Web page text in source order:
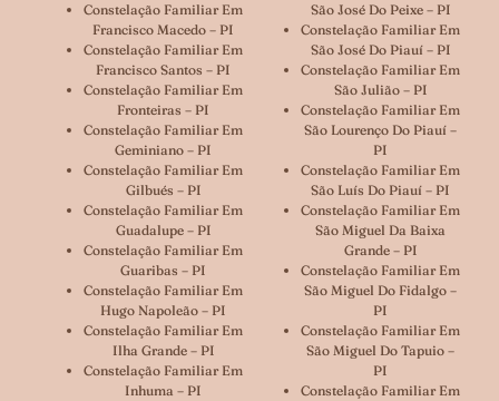
Constelação Familiar Em
Francisco Macedo – PI
Constelação Familiar Em
Francisco Santos – PI
Constelação Familiar Em
Fronteiras – PI
Constelação Familiar Em
Geminiano – PI
Constelação Familiar Em
Gilbués – PI
Constelação Familiar Em
Guadalupe – PI
Constelação Familiar Em
Guaribas – PI
Constelação Familiar Em
Hugo Napoleão – PI
Constelação Familiar Em
Ilha Grande – PI
Constelação Familiar Em
Inhuma – PI
São José Do Peixe – PI
Constelação Familiar Em
São José Do Piauí – PI
Constelação Familiar Em
São Julião – PI
Constelação Familiar Em
São Lourenço Do Piauí –
PI
Constelação Familiar Em
São Luís Do Piauí – PI
Constelação Familiar Em
São Miguel Da Baixa
Grande – PI
Constelação Familiar Em
São Miguel Do Fidalgo –
PI
Constelação Familiar Em
São Miguel Do Tapuio –
PI
Constelação Familiar Em